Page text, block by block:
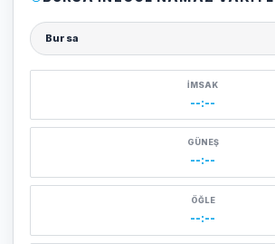
Şehir seçin
İMSAK
--:--
GÜNEŞ
--:--
ÖĞLE
--:--